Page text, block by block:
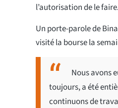
l’autorisation de le faire.
Un porte-parole de
visité la bourse la
Nous avons
toujours, a été
continuons de